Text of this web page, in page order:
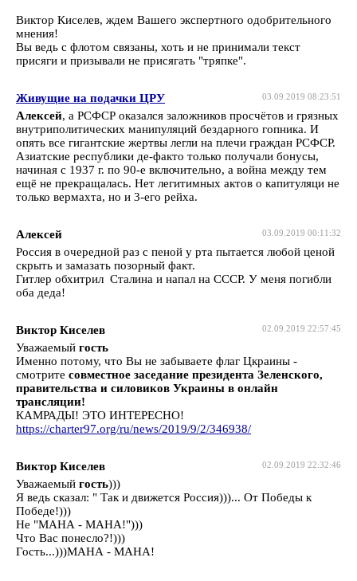
Виктор Киселев, ждем Вашего экспертного одобрительного
мнения!
Вы ведь с флотом связаны, хоть и не принимали текст
присяги и призывали не присягать "тряпке".
03.09.2019 08:23:51
Живущие на подачки ЦРУ
Алексей, а РСФСР оказался заложников просчётов и грязных
внутриполитических манипуляций бездарного гопника. И
опять все гигантские жертвы легли на плечи граждан РСФСР.
Азиатские республики де-факто только получали бонусы,
начиная с 1937 г. по 90-е включительно, а война между тем
ещё не прекращалась. Нет легитимных актов о капитуляци не
только вермахта, но и 3-его рейха.
03.09.2019 00:11:32
Алексей
Россия в очередной раз с пеной у рта пытается любой ценой
скрыть и замазать позорный факт.
Гитлер обхитрил Сталина и напал на СССР. У меня погибли
оба деда!
02.09.2019 22:57:45
Виктор Киселев
Уважаемый гость
Именно потому, что Вы не забываете флаг Цкраины -
смотрите совместное заседание президента Зеленского,
правительства и силовиков Украины в онлайн
трансляции!
КАМРАДЫ! ЭТО ИНТЕРЕСНО!
https://charter97.org/ru/news/2019/9/2/346938/
02.09.2019 22:32:46
Виктор Киселев
Уважаемый гость)))
Я ведь сказал: " Так и движется Россия)))... От Победы к
Победе!)))
Не "МАНА - МАНА!")))
Что Вас понесло?!)))
Гость...)))МАНА - МАНА!